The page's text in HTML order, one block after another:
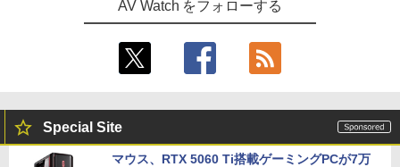
AV Watch をフォローする
Special Site
マウス、RTX 5060 Ti搭載ゲーミングPCが7万